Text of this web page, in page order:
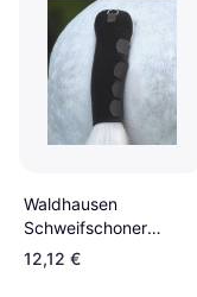
Waldhausen
Schweifschoner
Schwarz
12,12 €